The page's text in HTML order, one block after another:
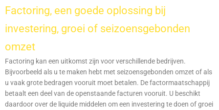
Factoring, een goede oplossing bij
investering, groei of seizoensgebonden
omzet
Factoring kan een uitkomst zijn voor verschillende bedrijven.
Bijvoorbeeld als u te maken hebt met seizoensgebonden omzet of als
u vaak grote bedragen vooruit moet betalen. De factormaatschappij
betaalt een deel van de openstaande facturen vooruit. U beschikt
daardoor over de liquide middelen om een investering te doen of groei